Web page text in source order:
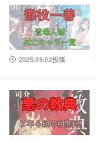
2025.09.02投稿